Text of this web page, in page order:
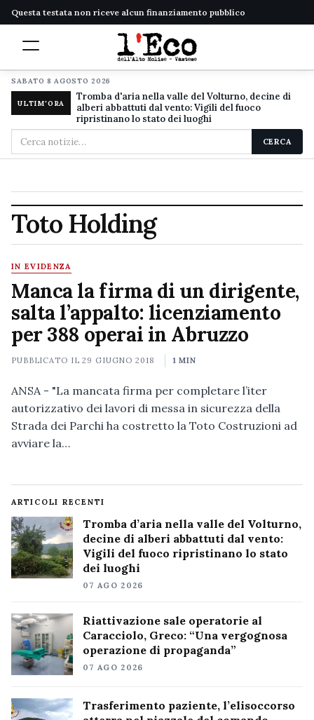
Questa testata non riceve alcun finanziamento pubblico
SABATO 8 AGOSTO 2026
ULTIM'ORA
Tromba d'aria nella valle del Volturno, decine di
alberi abbattuti dal vento: Vigili del fuoco
ripristinano lo stato dei luoghi
Cerca
nel
CERCA
Toto Holding
IN EVIDENZA
Manca la firma di un dirigente,
salta l’appalto: licenziamento
per 388 operai in Abruzzo
PUBBLICATO IL29 GIUGNO 2018 1 MIN
ANSA - "La mancata firma per completare l’iter
autorizzativo dei lavori di messa in sicurezza della
Strada dei Parchi ha costretto la Toto Costruzioni ad
avviare la…
ARTICOLI RECENTI
Tromba d’aria nella valle del Volturno,
decine di alberi abbattuti dal vento:
Vigili del fuoco ripristinano lo stato
dei luoghi
07 AGO 2026
Riattivazione sale operatorie al
Caracciolo, Greco: “Una vergognosa
operazione di propaganda”
07 AGO 2026
Trasferimento paziente, l’elisoccorso